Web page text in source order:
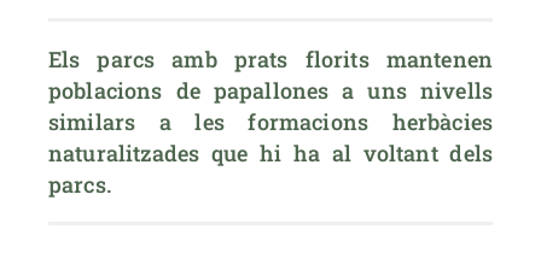
Els parcs amb prats florits mantenen
poblacions de papallones a uns nivells
similars a les formacions herbàcies
naturalitzades que hi ha al voltant dels
parcs.